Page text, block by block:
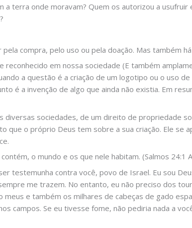
a terra onde moravam? Quem os autorizou a usufruir
compra, pelo uso ou pela doação. Mas também
em nossa sociedade (E também
a questão é a criação de um logotipo ou o uso
é a invenção de algo que ainda não existia. Em
diversas sociedades, de um direito de propriedade
que o próprio Deus tem sobre a sua criação. Ele se
o mundo e os que nele habitam. (Salmos 24:1
testemunha contra você, povo de Israel. Eu sou
me trazem. No entanto, eu não preciso dos
e também os milhares de cabeças de gado
campos. Se eu tivesse fome, não pediria nada a